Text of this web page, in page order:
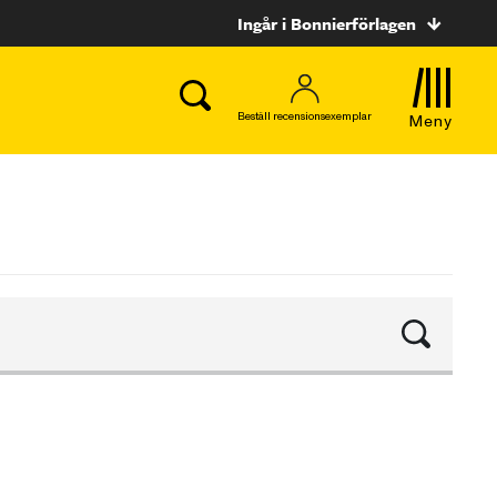
Ingår i Bonnierförlagen
Beställ recensionsexemplar Meny